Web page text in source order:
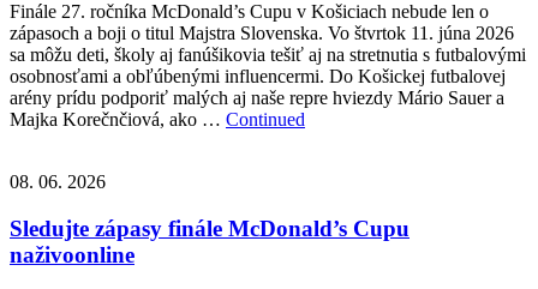
Finále 27. ročníka McDonald’s Cupu v Košiciach nebude len o
zápasoch a boji o titul Majstra Slovenska. Vo štvrtok 11. júna 2026
sa môžu deti, školy aj fanúšikovia tešiť aj na stretnutia s futbalovými
osobnosťami a obľúbenými influencermi. Do Košickej futbalovej
arény prídu podporiť malých aj naše repre hviezdy Mário Sauer a
Majka Korečnčiová, ako … Continued
08. 06. 2026
Sledujte zápasy finále McDonald’s Cupu
naživoonline